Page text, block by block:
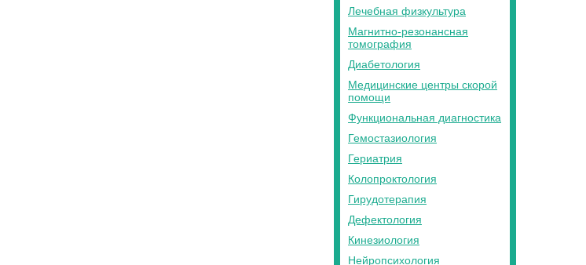
Лечебная физкультура
Магнитно-резонансная
томография
Диабетология
Медицинские центры скорой
помощи
Функциональная диагностика
Гемостазиология
Гериатрия
Колопроктология
Гирудотерапия
Дефектология
Кинезиология
Нейропсихология